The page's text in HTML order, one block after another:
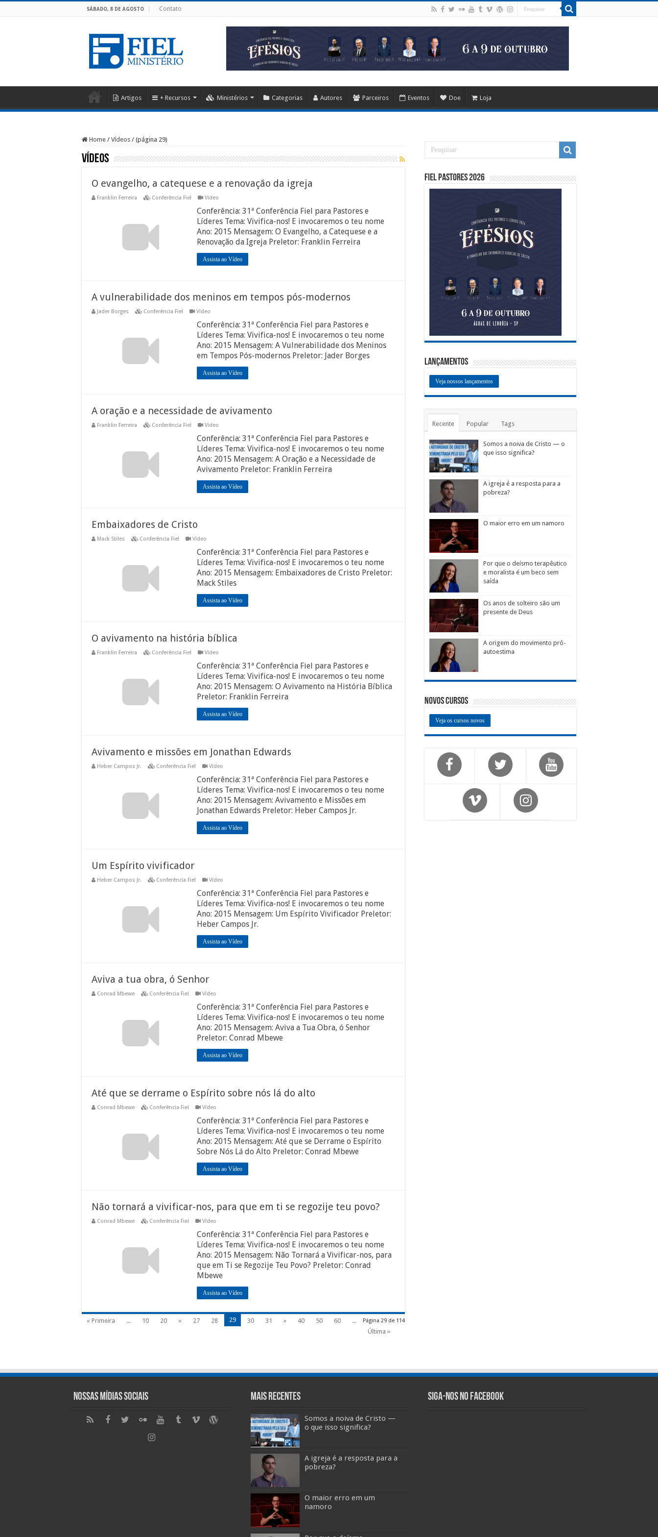
SÁBADO, 8 DE AGOSTO Contato
Artigos + Recursos Ministérios Categorias Autores Parceiros Eventos Doe Loja
Home / Vídeos / (página 29)
Vídeos
O evangelho, a catequese e a renovação da igreja
Franklin Ferreira Conferência Fiel Vídeo
Conferência: 31ª Conferência Fiel para Pastores e
Líderes Tema: Vivifica-nos! E invocaremos o teu nome
Ano: 2015 Mensagem: O Evangelho, a Catequese e a
Renovação da Igreja Preletor: Franklin Ferreira
Assista ao Vídeo
A vulnerabilidade dos meninos em tempos pós-modernos
Jader Borges Conferência Fiel Vídeo
Conferência: 31ª Conferência Fiel para Pastores e
Líderes Tema: Vivifica-nos! E invocaremos o teu nome
Ano: 2015 Mensagem: A Vulnerabilidade dos Meninos
em Tempos Pós-modernos Preletor: Jader Borges
Assista ao Vídeo
A oração e a necessidade de avivamento
Franklin Ferreira Conferência Fiel Vídeo
Conferência: 31ª Conferência Fiel para Pastores e
Líderes Tema: Vivifica-nos! E invocaremos o teu nome
Ano: 2015 Mensagem: A Oração e a Necessidade de
Avivamento Preletor: Franklin Ferreira
Assista ao Vídeo
Embaixadores de Cristo
Mack Stiles Conferência Fiel Vídeo
Conferência: 31ª Conferência Fiel para Pastores e
Líderes Tema: Vivifica-nos! E invocaremos o teu nome
Ano: 2015 Mensagem: Embaixadores de Cristo Preletor:
Mack Stiles
Assista ao Vídeo
O avivamento na história bíblica
Franklin Ferreira Conferência Fiel Vídeo
Conferência: 31ª Conferência Fiel para Pastores e
Líderes Tema: Vivifica-nos! E invocaremos o teu nome
Ano: 2015 Mensagem: O Avivamento na História Bíblica
Preletor: Franklin Ferreira
Assista ao Vídeo
Avivamento e missões em Jonathan Edwards
Heber Campos Jr. Conferência Fiel Vídeo
Conferência: 31ª Conferência Fiel para Pastores e
Líderes Tema: Vivifica-nos! E invocaremos o teu nome
Ano: 2015 Mensagem: Avivamento e Missões em
Jonathan Edwards Preletor: Heber Campos Jr.
Assista ao Vídeo
Um Espírito vivificador
Heber Campos Jr. Conferência Fiel Vídeo
Conferência: 31ª Conferência Fiel para Pastores e
Líderes Tema: Vivifica-nos! E invocaremos o teu nome
Ano: 2015 Mensagem: Um Espírito Vivificador Preletor:
Heber Campos Jr.
Assista ao Vídeo
Aviva a tua obra, ó Senhor
Conrad Mbewe Conferência Fiel Vídeo
Conferência: 31ª Conferência Fiel para Pastores e
Líderes Tema: Vivifica-nos! E invocaremos o teu nome
Ano: 2015 Mensagem: Aviva a Tua Obra, ó Senhor
Preletor: Conrad Mbewe
Assista ao Vídeo
Até que se derrame o Espírito sobre nós lá do alto
Conrad Mbewe Conferência Fiel Vídeo
Conferência: 31ª Conferência Fiel para Pastores e
Líderes Tema: Vivifica-nos! E invocaremos o teu nome
Ano: 2015 Mensagem: Até que se Derrame o Espírito
Sobre Nós Lá do Alto Preletor: Conrad Mbewe
Assista ao Vídeo
Não tornará a vivificar-nos, para que em ti se regozije teu povo?
Conrad Mbewe Conferência Fiel Vídeo
Conferência: 31ª Conferência Fiel para Pastores e
Líderes Tema: Vivifica-nos! E invocaremos o teu nome
Ano: 2015 Mensagem: Não Tornará a Vivificar-nos, para
que em Ti se Regozije Teu Povo? Preletor: Conrad
Mbewe
Assista ao Vídeo
Página 29 de 114
« Primeira ... 10 20 « 27 28 29 30 31 » 40 50 60
...
Última »
Fiel Pastores 2026
Lançamentos
Veja nossos lançamentos
Recente Popular Tags
Somos a noiva de Cristo — o
que isso significa?
A igreja é a resposta para a
pobreza?
O maior erro em um namoro
Por que o deísmo terapêutico
e moralista é um beco sem
saída
Os anos de solteiro são um
presente de Deus
A origem do movimento pró-
autoestima
Novos Cursos
Veja os cursos novos
Nossas Mídias Sociais Mais Recentes
Somos a noiva de Cristo —
o que isso significa?
A igreja é a resposta para a
pobreza?
O maior erro em um
namoro
Siga-nos no Facebook